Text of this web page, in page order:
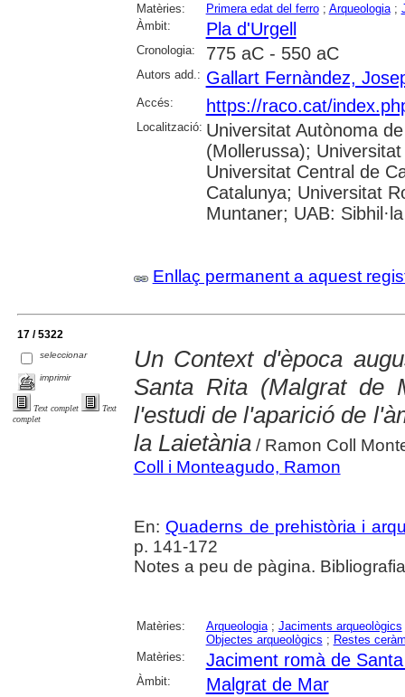
Matèries: Primera edat del ferro; Arqueologia;
Àmbit:
Pla d'Urgell
Cronologia: 775 aC - 550 aC
Autors add.: Gallart Fernàndez,
Accés: https://raco.cat/
Localització: Universitat Autònoma
(Mollerussa);
Universitat Central de
Catalunya; Universitat
Muntaner; UAB: Sibhil·la
Enllaç permanent a aquest
17 / 5322
seleccionar
imprimir
Text complet
Text
complet
Un Context d'època
Santa Rita (Malgrat de
l'estudi de l'aparició de
la Laietània/ Ramon Coll
Coll i Monteagudo, Ramon
En: Quaderns de prehistòria i
p. 141-172
Notes a peu de pàgina.
Matèries: Arqueologia; Jaciments arqueològics
Objectes arqueològics ; Restes
Matèries:
Jaciment romà de
Àmbit: Malgrat de Mar